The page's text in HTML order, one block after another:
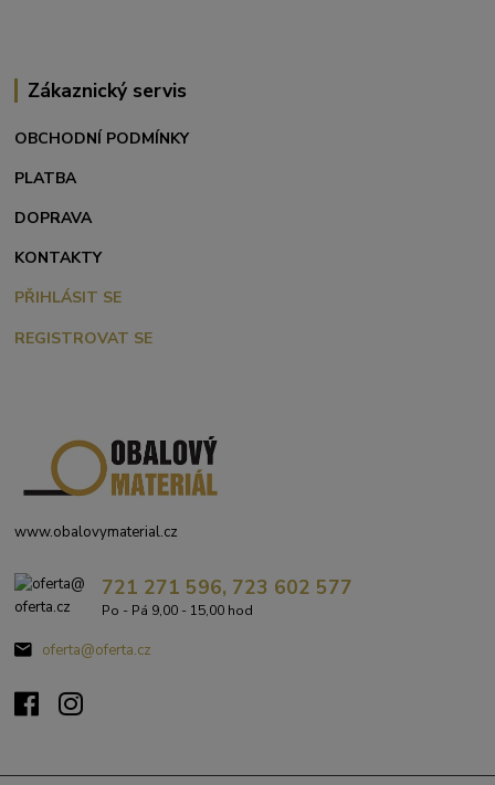
Zákaznický servis
OBCHODNÍ PODMÍNKY
PLATBA
DOPRAVA
KONTAKTY
PŘIHLÁSIT SE
REGISTROVAT SE
www.obalovymaterial.cz
721 271 596, 723 602 577
Po - Pá 9,00 - 15,00 hod
oferta@oferta.cz